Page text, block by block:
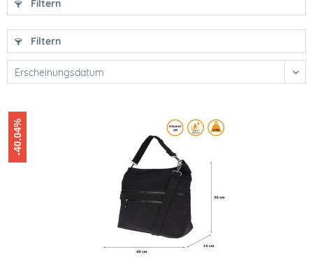
Filtern
Filtern
-40.04%